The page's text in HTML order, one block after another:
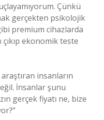
Çünkü
gerçekten psikolojik
premium cihazlarda
ekonomik teste
insanların
İnsanlar şunu
gerçek fiyatı ne, bize